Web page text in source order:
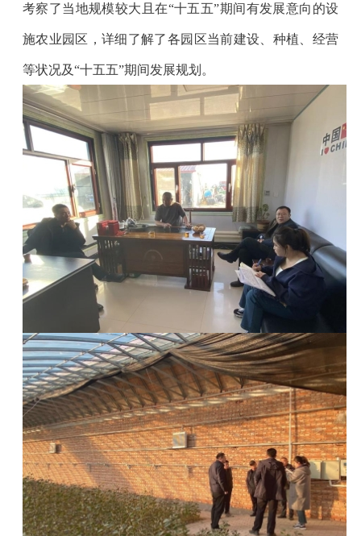
考察了当地规模较大且在“十五五”期间有发展意向的设
施农业园区，详细了解了各园区当前建设、种植、经营
等状况及“十五五”期间发展规划。